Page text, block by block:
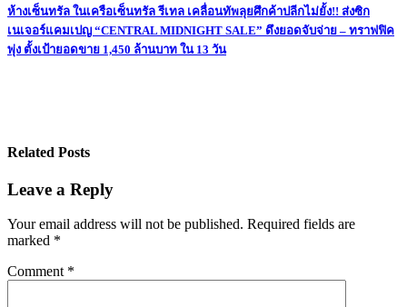
Post
navigation
ห้างเซ็นทรัล ในเครือเซ็นทรัล รีเทล เคลื่อนทัพลุยศึกค้าปลีกไม่ยั้ง!! ส่งซิก
เนเจอร์แคมเปญ “CENTRAL MIDNIGHT SALE” ดึงยอดจับจ่าย – ทราฟฟิค
พุ่ง ตั้งเป้ายอดขาย 1,450 ล้านบาท ใน 13 วัน
Related Posts
Leave a Reply
Your email address will not be published. Required fields are
marked *
Comment *